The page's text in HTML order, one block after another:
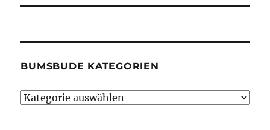
BUMSBUDE KATEGORIEN
Bumsbude